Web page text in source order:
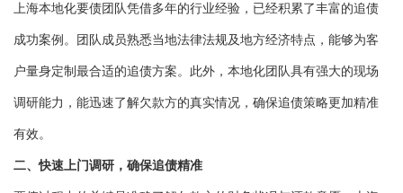
上海本地化要债团队凭借多年的行业经验，已经积累了丰富的追债
成功案例。团队成员熟悉当地法律法规及地方经济特点，能够为客
户量身定制最合适的追债方案。此外，本地化团队具有强大的现场
调研能力，能迅速了解欠款方的真实情况，确保追债策略更加精准
有效。
二、快速上门调研，确保追债精准